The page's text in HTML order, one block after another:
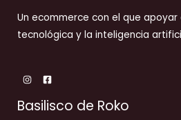
Un ecommerce con el que apoyar
tecnológica y la inteligencia
Basilisco de Roko